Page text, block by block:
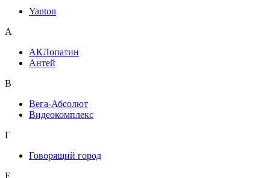
Yanton
А
АКЛопатин
Антей
В
Вега-Абсолют
Видеокомплекс
Г
Говорящий город
Е